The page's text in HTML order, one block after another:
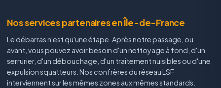
Nos services partenaires en Île-de-France
Le débarras n'est qu'une étape. Après notre passage, ou
avant, vous pouvez avoir besoin d'un nettoyage à fond, d'un
serrurier, d'un débouchage, d'un traitement nuisibles ou d'une
expulsion squatteurs. Nos confrères du réseau LSF
interviennent sur les mêmes zones aux mêmes standards.